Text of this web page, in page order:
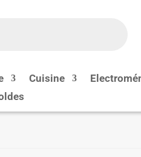
Cuisine